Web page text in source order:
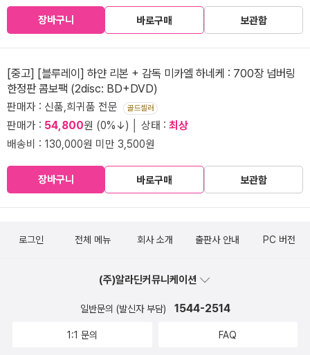
장바구니 바로구매 보관함
[중고] [블루레이] 하얀 리본 + 감독 미카엘 하네케 : 700장 넘버링
한정판 콤보팩 (2disc: BD+DVD)
판매자 : 신품,희귀품 전문 골드셀러
판매가 : 54,800원 (0%↓) │ 상태 : 최상
배송비 : 130,000원 미만 3,500원
장바구니 바로구매 보관함
로그인 전체 메뉴 회사 소개 출판사 안내 PC 버전
(주)알라딘커뮤니케이션
일반문의 (발신자 부담) 1544-2514
1:1 문의 FAQ